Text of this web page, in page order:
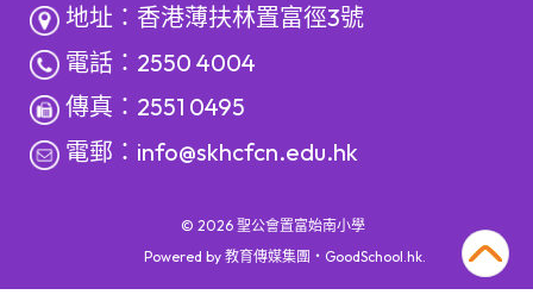
地址：香港薄扶林置富徑3號
電話：2550 4004
傳真：2551 0495
電郵： info@skhcfcn.edu.hk
© 2026 聖公會置富始南小學
Powered by 教育傳媒集團 ‧ GoodSchool.hk.